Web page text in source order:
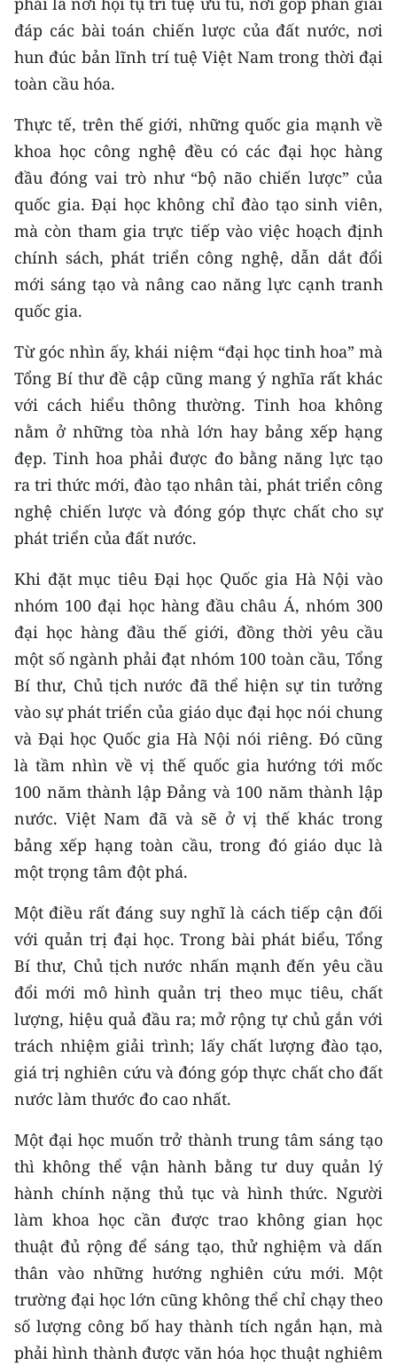
ENGLISH
中文
FRANÇAIS
РУССКИЙ
ESPAÑOL
한국어
đáp các bài toán chiến lược của đất nước, nơi
hun đúc bản lĩnh trí tuệ Việt Nam trong thời đại
toàn cầu hóa.
Thực tế, trên thế giới, những quốc gia mạnh về
khoa học công nghệ đều có các đại học hàng
đầu đóng vai trò như “bộ não chiến lược” của
quốc gia. Đại học không chỉ đào tạo sinh viên,
mà còn tham gia trực tiếp vào việc hoạch định
chính sách, phát triển công nghệ, dẫn dắt đổi
mới sáng tạo và nâng cao năng lực cạnh tranh
quốc gia.
Từ góc nhìn ấy, khái niệm “đại học tinh hoa” mà
Tổng Bí thư đề cập cũng mang ý nghĩa rất khác
với cách hiểu thông thường. Tinh hoa không
nằm ở những tòa nhà lớn hay bảng xếp hạng
đẹp. Tinh hoa phải được đo bằng năng lực tạo
ra tri thức mới, đào tạo nhân tài, phát triển công
nghệ chiến lược và đóng góp thực chất cho sự
phát triển của đất nước.
Khi đặt mục tiêu Đại học Quốc gia Hà Nội vào
nhóm 100 đại học hàng đầu châu Á, nhóm 300
đại học hàng đầu thế giới, đồng thời yêu cầu
một số ngành phải đạt nhóm 100 toàn cầu, Tổng
Bí thư, Chủ tịch nước đã thể hiện sự tin tưởng
vào sự phát triển của giáo dục đại học nói chung
và Đại học Quốc gia Hà Nội nói riêng. Đó cũng
là tầm nhìn về vị thế quốc gia hướng tới mốc
100 năm thành lập Đảng và 100 năm thành lập
nước. Việt Nam đã và sẽ ở vị thế khác trong
bảng xếp hạng toàn cầu, trong đó giáo dục là
một trọng tâm đột phá.
Một điều rất đáng suy nghĩ là cách tiếp cận đối
với quản trị đại học. Trong bài phát biểu, Tổng
Bí thư, Chủ tịch nước nhấn mạnh đến yêu cầu
đổi mới mô hình quản trị theo mục tiêu, chất
lượng, hiệu quả đầu ra; mở rộng tự chủ gắn với
trách nhiệm giải trình; lấy chất lượng đào tạo,
giá trị nghiên cứu và đóng góp thực chất cho đất
nước làm thước đo cao nhất.
Một đại học muốn trở thành trung tâm sáng tạo
thì không thể vận hành bằng tư duy quản lý
hành chính nặng thủ tục và hình thức. Người
làm khoa học cần được trao không gian học
thuật đủ rộng để sáng tạo, thử nghiệm và dấn
thân vào những hướng nghiên cứu mới. Một
trường đại học lớn cũng không thể chỉ chạy theo
số lượng công bố hay thành tích ngắn hạn, mà
phải hình thành được văn hóa học thuật nghiêm